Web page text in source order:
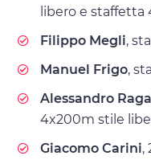
libero e staffetta
Filippo Megli,
Manuel Frigo,
Alessandro
4x200m stile
Giacomo Carini,